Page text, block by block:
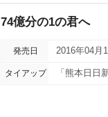
74億分の1の君へ
発売日 2016年04月
タイアップ 「熊本日日